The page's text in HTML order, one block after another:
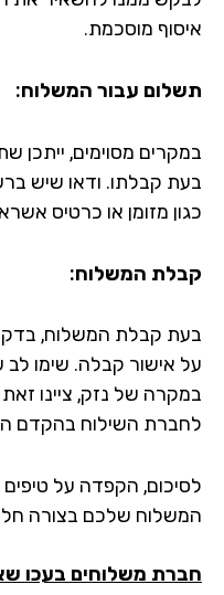
מוסכמת.
עבור המשלוח:
מסוימים, ייתכן
קבלתו. ודאו שיש
מזומן או כרטיס אשראי.
המשלוח:
קבלת המשלוח, בדקו את
אישור קבלה. שימו לב שאין
של נזק, ציינו זאת על
השילוח בהקדם
הקפדה על טיפים
שלכם בצורה חלקה
משלוחים בעכו